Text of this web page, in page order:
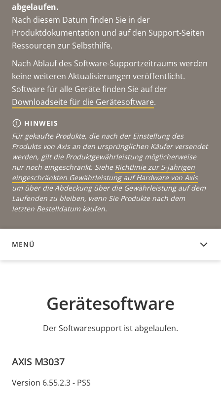
abgelaufen.
Nach diesem Datum finden Sie in der
Produktdokumentation und auf den Support-Seiten
Ressourcen zur Selbsthilfe.
Nach Ablauf des Software-Supportzeitraums werden
keine weiteren Aktualisierungen veröffentlicht.
Software für alle Geräte finden Sie auf der
Downloadseite für die Gerätesoftware.
HINWEIS
Für gekaufte Produkte, die nach der Einstellung des
Produkts von Axis an den ursprünglichen Käufer versendet
werden, gilt die Produktgewährleistung möglicherweise
nur noch eingeschränkt. Siehe Richtlinie zur 5-jährigen
eingeschränkten Gewährleistung auf Hardware von Axis
um über die Abdeckung über die Gewährleistung auf dem
Laufenden zu bleiben, wenn Sie Produkte nach dem
letzten Bestelldatum kaufen.
MENÜ
GERÄTESOFTWARE
Gerätesoftware
Der Softwaresupport ist abgelaufen.
AXIS M3037
Version 6.55.2.3 - PSS